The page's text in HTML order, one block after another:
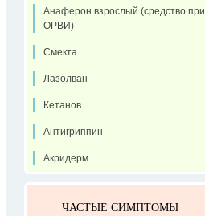
Анаферон взрослый (средство при
ОРВИ)
Смекта
Лазолван
Кетанов
Антигриппин
Акридерм
ЧАСТЫЕ СИМПТОМЫ